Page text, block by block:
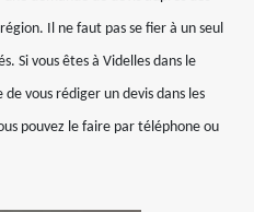
Il ne faut pas se fier à un seul
Si vous êtes à Videlles dans le
vous rédiger un devis dans les
pouvez le faire par téléphone ou